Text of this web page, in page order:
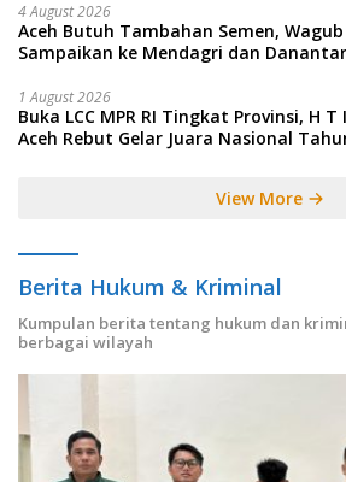
4 August 2026
Aceh Butuh Tambahan Semen, Wagub
Sampaikan ke Mendagri dan
1 August 2026
Buka LCC MPR RI Tingkat Provinsi, H
Aceh Rebut Gelar Juara Nasional
View More
Berita Hukum & Kriminal
Kumpulan berita tentang hukum dan
berbagai wilayah